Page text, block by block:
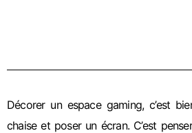
Décorer un espace gaming, c’est
chaise et poser un écran. C’est